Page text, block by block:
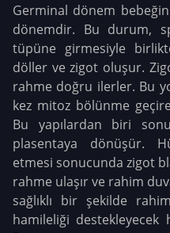
Germinal dönem
dönemdir. Bu durum,
tüpüne girmesiyle
döller ve zigot oluşur.
rahme doğru ilerler. Bu
kez mitoz bölünme
Bu yapılardan biri
plasentaya dönüşür.
etmesi sonucunda zigot
rahme ulaşır ve rahim
sağlıklı bir şekilde
hamileliği